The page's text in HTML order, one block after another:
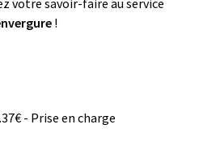
votre savoir-faire au service
!
- Prise en charge